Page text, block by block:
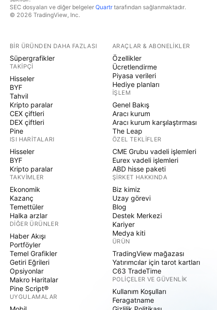
SEC dosyaları ve diğer belgeler Quartrtarafından sağlanmaktadır.
© 2026 TradingView, Inc.
BIR ÜRÜNDEN DAHA FAZLASI
Süpergrafikler
TAKIPÇI
Hisseler
BYF
Tahvil
Kripto paralar
CEX çiftleri
DEX çiftleri
Pine
ISI HARITALARI
Hisseler
BYF
Kripto paralar
TAKVIMLER
Ekonomik
Kazanç
Temettüler
Halka arzlar
DIĞER ÜRÜNLER
Haber Akışı
Portföyler
Temel Grafikler
Getiri Eğrileri
Opsiyonlar
Makro Haritalar
Pine Script®
UYGULAMALAR
ARAÇLAR & ABONELIKLER
Özellikler
Ücretlendirme
Piyasa verileri
Hediye planları
İŞLEM
Genel Bakış
Aracı kurum
Aracı kurum karşılaştırması
The Leap
ÖZEL TEKLIFLER
CME Grubu vadeli işlemleri
Eurex vadeli işlemleri
ABD hisse paketi
ŞIRKET HAKKINDA
Biz kimiz
Uzay görevi
Blog
Destek Merkezi
Kariyer
Medya kiti
ÜRÜN
TradingView mağazası
Yatırımcılar için tarot kartları
C63 TradeTime
POLIÇELER VE GÜVENLIK
Kullanım Koşulları
Feragatname